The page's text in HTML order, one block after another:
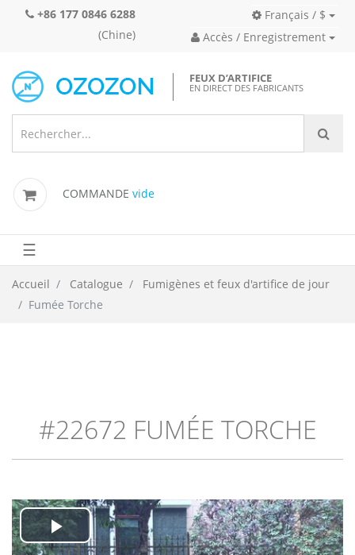
+86 177 0846 6288
(Chine)
Français / $
Accès / Enregistrement
FEUX D’ARTIFICE
EN DIRECT DES FABRICANTS
COMMANDE vide
☰
Accueil Catalogue
Fumigènes et feux d'artifice de jour
Fumée Torche
#22672 FUMÉE TORCHE
Play